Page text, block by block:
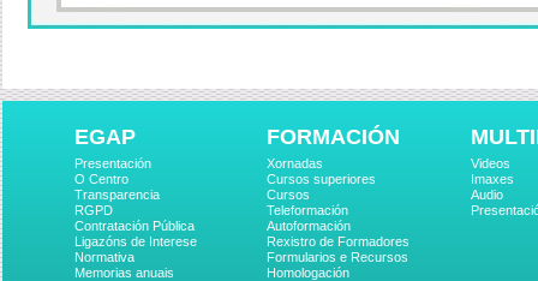
EGAP
Presentación
O Centro
Transparencia
RGPD
Contratación Pública
Ligazóns de Interese
Normativa
Memorias anuais
FORMACIÓN
Xornadas
Cursos superiores
Cursos
Teleformación
Autoformación
Rexistro de Formadores
Formularios e Recursos
Homologación
Videos
Imaxes
Audio